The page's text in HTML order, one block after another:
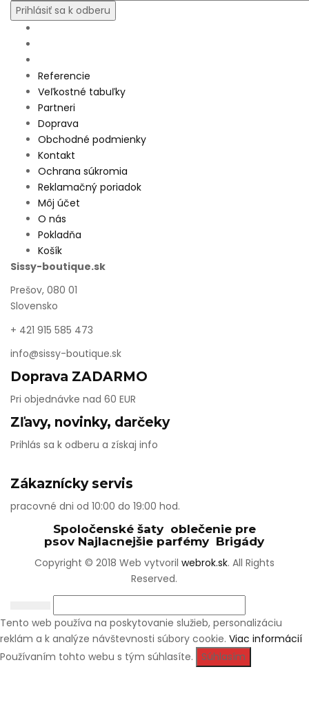
Referencie
Veľkostné tabuľky
Partneri
Doprava
Obchodné podmienky
Kontakt
Ochrana súkromia
Reklamačný poriadok
Môj účet
O nás
Pokladňa
Košík
Sissy-boutique.sk
Prešov, 080 01
Slovensko
+ 421 915 585 473
info@sissy-boutique.sk
Doprava ZADARMO
Pri objednávke nad 60 EUR
Zľavy, novinky, darčeky
Prihlás sa k odberu a získaj info
Zákaznícky servis
pracovné dni od 10:00 do 19:00 hod.
Spoločenské šaty oblečenie pre
psov Najlacnejšie parfémy Brigády
Copyright © 2018 Web vytvoril webrok.sk. All Rights
Reserved.
Tento web používa na poskytovanie služieb, personalizáciu
reklám a k analýze návštevnosti súbory cookie. Viac informácií
Používaním tohto webu s tým súhlasíte.
Súhlasím